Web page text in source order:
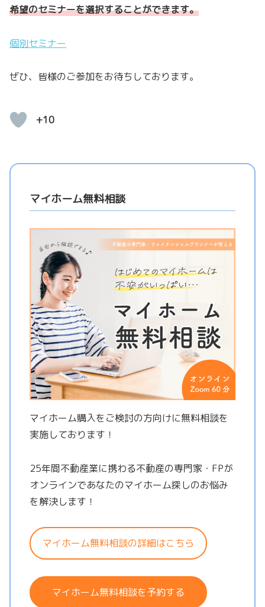
希望のセミナーを選択することができます。
個別セミナー
ぜひ、皆様のご参加をお待ちしております。
+10
マイホーム無料相談
マイホーム購入をご検討の方向けに無料相談を
実施しております！
25年間不動産業に携わる不動産の専門家・FPが
オンラインであなたのマイホーム探しのお悩み
を解決します！
マイホーム無料相談の詳細はこちら
マイホーム無料相談を予約する